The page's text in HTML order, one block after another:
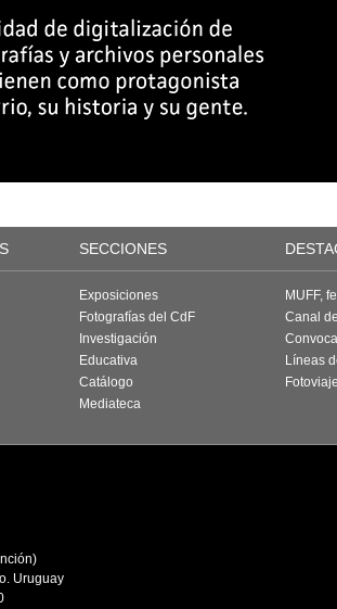
SECCIONES
Exposiciones
Fotografías del CdF
Investigación
Educativa
Catálogo
Mediateca
MUFF,
Canal
Líneas
Uruguay